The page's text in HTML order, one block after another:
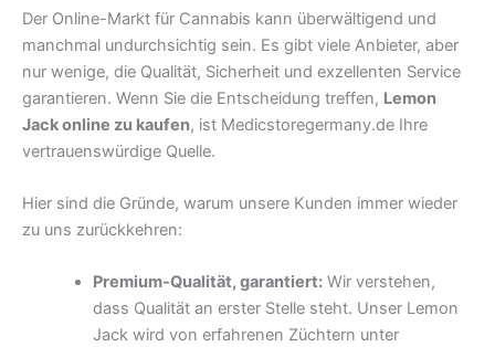
Der Online-Markt für Cannabis kann überwältigend und
manchmal undurchsichtig sein. Es gibt viele Anbieter, aber
nur wenige, die Qualität, Sicherheit und exzellenten Service
garantieren. Wenn Sie die Entscheidung treffen, Lemon
Jack online zu kaufen, ist Medicstoregermany.de Ihre
vertrauenswürdige Quelle.
Hier sind die Gründe, warum unsere Kunden immer wieder
zu uns zurückkehren:
Premium-Qualität, garantiert:Wir verstehen,
dass Qualität an erster Stelle steht. Unser Lemon
Jack wird von erfahrenen Züchtern unter